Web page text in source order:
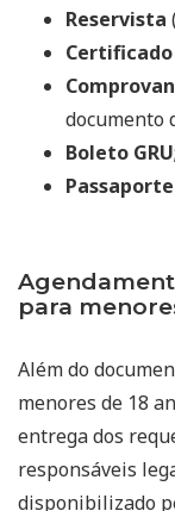
Reservista
documento
Boleto GRU;
para
Além do
menores de 18
entrega dos
responsáveis
disponibilizado